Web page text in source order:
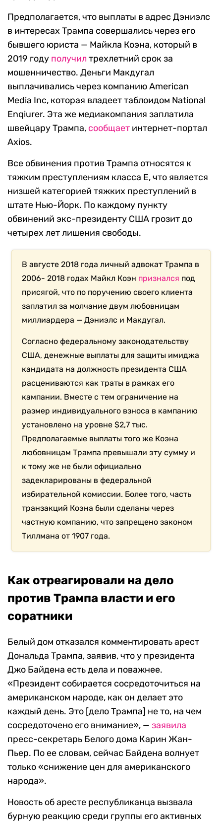
Предполагается, что выплаты в адрес Дэниэлс
в интересах Трампа совершались через его
бывшего юриста — Майкла Коэна, который в
2019 году получил трехлетний срок за
мошенничество. Деньги Макдугал
выплачивались через компанию American
Media Inc, которая владеет таблоидом National
Enqiurer. Эта же медиакомпания заплатила
швейцару Трампа, сообщает интернет-портал
Axios.
Все обвинения против Трампа относятся к
тяжким преступлениям класса E, что является
низшей категорией тяжких преступлений в
штате Нью-Йорк. По каждому пункту
обвинений экс-президенту США грозит до
четырех лет лишения свободы.
В августе 2018 года личный адвокат Трампа в
2006- 2018 годах Майкл Коэн признался под
присягой, что по поручению своего клиента
заплатил за молчание двум любовницам
миллиардера — Дэниэлс и Макдугал.
Согласно федеральному законодательству
США, денежные выплаты для защиты имиджа
кандидата на должность президента США
расцениваются как траты в рамках его
кампании. Вместе с тем ограничение на
размер индивидуального взноса в кампанию
установлено на уровне $2,7 тыс.
Предполагаемые выплаты того же Коэна
любовницам Трампа превышали эту сумму и
к тому же не были официально
задекларированы в федеральной
избирательной комиссии. Более того, часть
транзакций Коэна были сделаны через
частную компанию, что запрещено законом
Тиллмана от 1907 года.
Как отреагировали на дело
против Трампа власти и его
соратники
Белый дом отказался комментировать арест
Дональда Трампа, заявив, что у президента
Джо Байдена есть дела и поважнее.
«Президент собирается сосредоточиться на
американском народе, как он делает это
каждый день. Это [дело Трампа] не то, на чем
сосредоточено его внимание», — заявила
пресс-секретарь Белого дома Карин Жан-
Пьер. По ее словам, сейчас Байдена волнует
только «снижение цен для американского
народа».
Новость об аресте республиканца вызвала
бурную реакцию среди группы его активных